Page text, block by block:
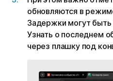
обновляются в
Задержки могут быть
Узнать о последнем
через плашку под